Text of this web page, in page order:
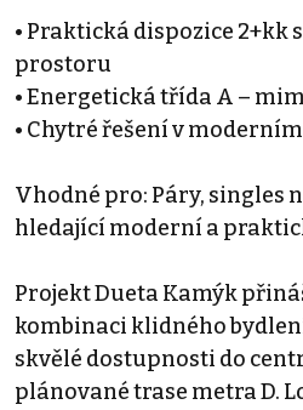
• Praktická dispozice
prostoru
• Energetická třída A –
• Chytré řešení v
Vhodné pro: Páry, singles
hledající moderní a
Projekt Dueta Kamýk
kombinaci klidného
skvělé dostupnosti do
plánované trase metra D.